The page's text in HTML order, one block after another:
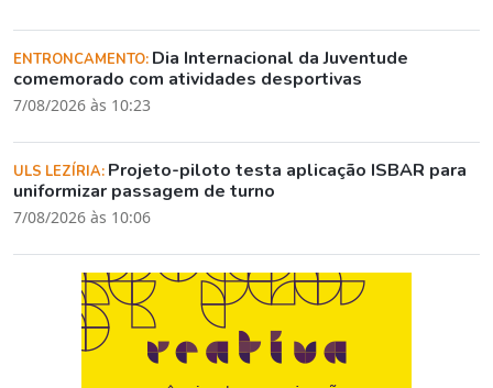
ENTRONCAMENTO: Dia Internacional da Juventude
comemorado com atividades desportivas
7/08/2026 às 10:23
ULS LEZÍRIA: Projeto-piloto testa aplicação ISBAR para
uniformizar passagem de turno
7/08/2026 às 10:06